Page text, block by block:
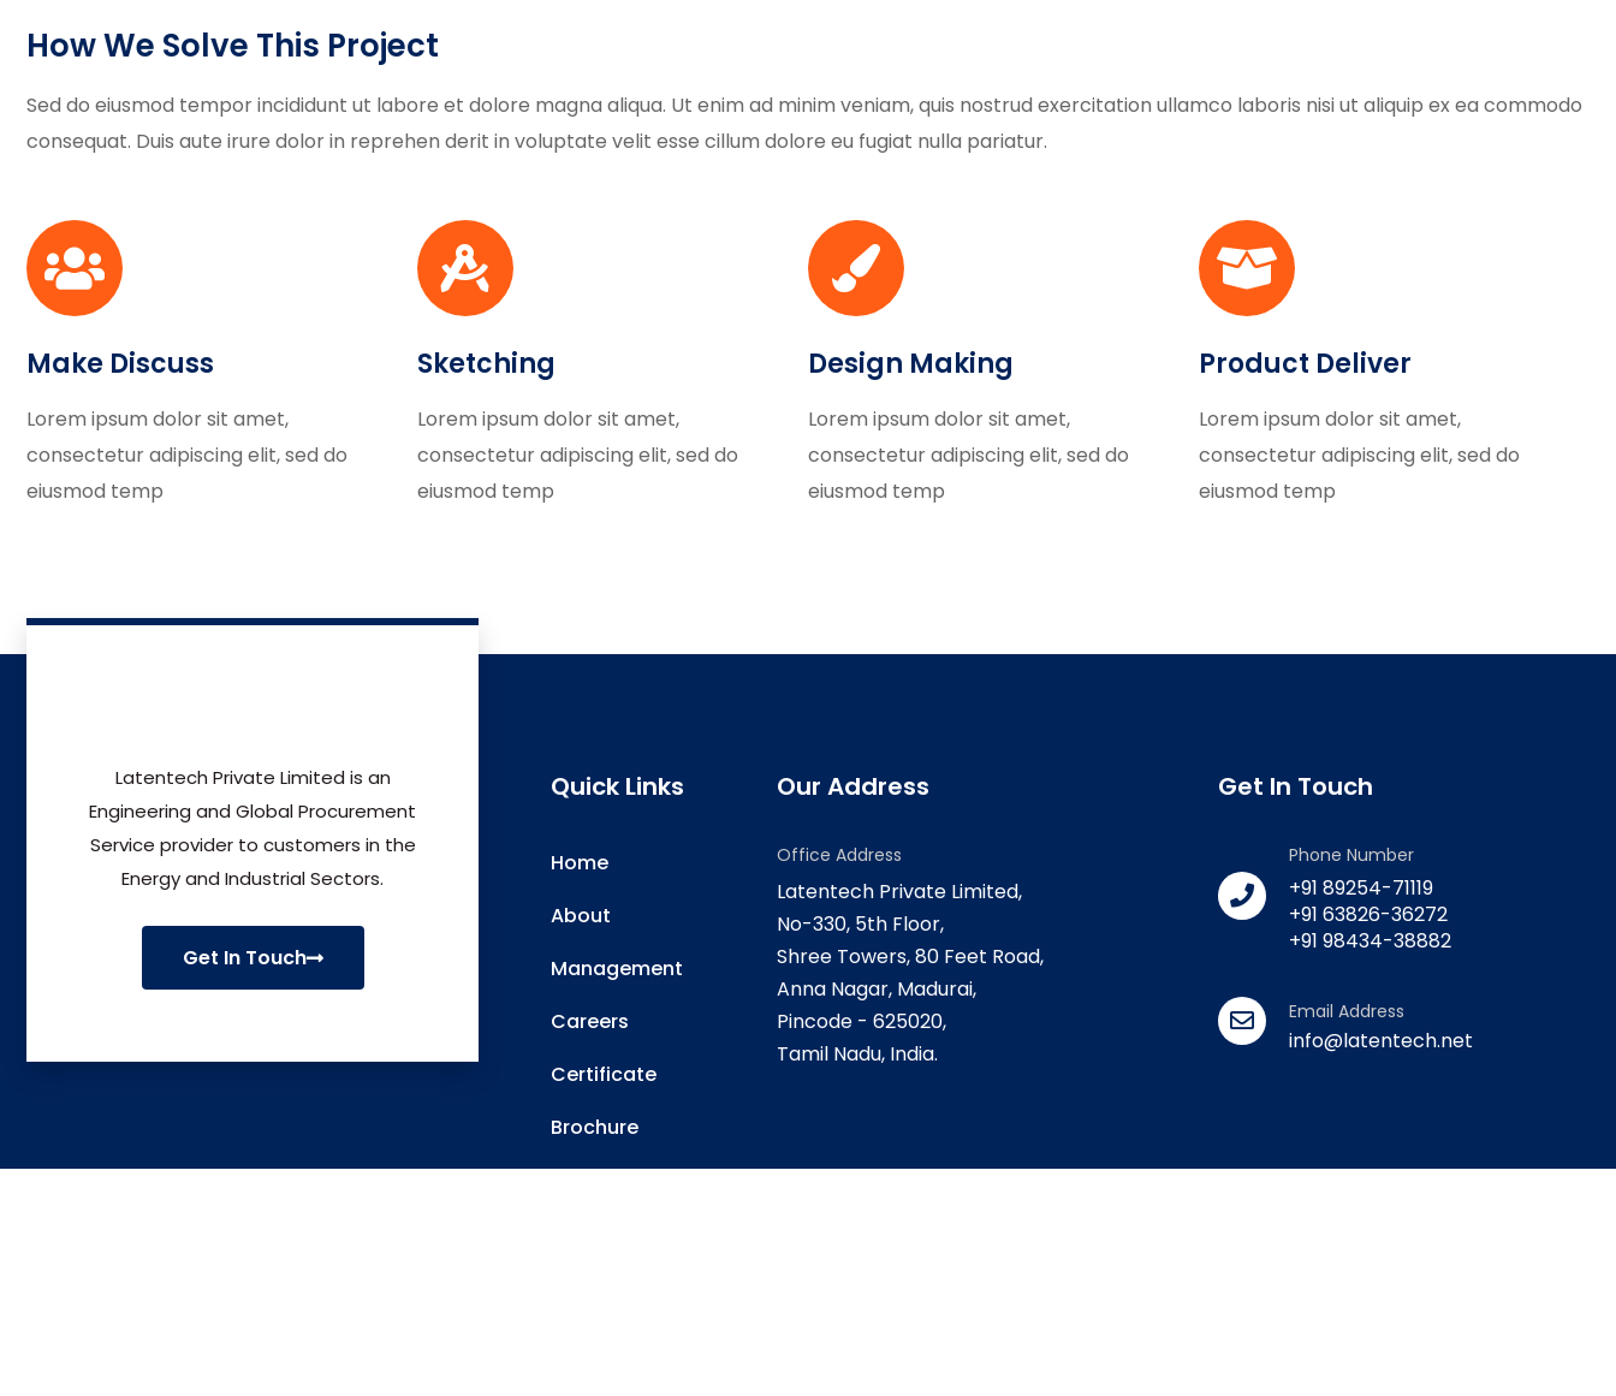
How We Solve This Project
Sed do eiusmod tempor incididunt ut labore et dolore magna aliqua. Ut enim ad minim veniam, quis nostrud exercitation ullamco laboris nisi ut aliquip ex ea commodo
consequat. Duis aute irure dolor in reprehen derit in voluptate velit esse cillum dolore eu fugiat nulla pariatur.
Make Discuss
Lorem ipsum dolor sit amet,
consectetur adipiscing elit, sed do
eiusmod temp
Sketching
Lorem ipsum dolor sit amet,
consectetur adipiscing elit, sed do
eiusmod temp
Design Making
Lorem ipsum dolor sit amet,
consectetur adipiscing elit, sed do
eiusmod temp
Product Deliver
Lorem ipsum dolor sit amet,
consectetur adipiscing elit, sed do
eiusmod temp
Latentech Private Limited is an
Engineering and Global Procurement
Service provider to customers in the
Energy and Industrial Sectors.
Get In Touch
Quick Links
Home
About
Management
Careers
Certificate
Brochure
Our Address
Office Address
Latentech Private Limited,
No-330, 5th Floor,
Shree Towers, 80 Feet Road,
Anna Nagar, Madurai,
Pincode - 625020,
Tamil Nadu, India.
Get In Touch
Phone Number
+91 89254-71119
+91 63826-36272
+91 98434-38882
Email Address
info@latentech.net